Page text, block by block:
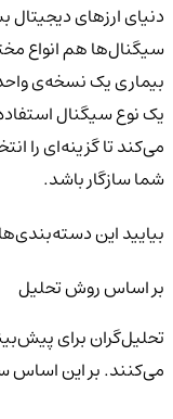
دنیای ارزهای
سیگنال‌ها هم انواع
بیماری یک نسخه‌ی واحد
یک نوع سیگنال
می‌کند تا گزینه‌ای را
شما سازگار باشد.
بیایید این
بر اساس روش تحلیل
تحلیل‌گران برای
می‌کنند. بر این اساس